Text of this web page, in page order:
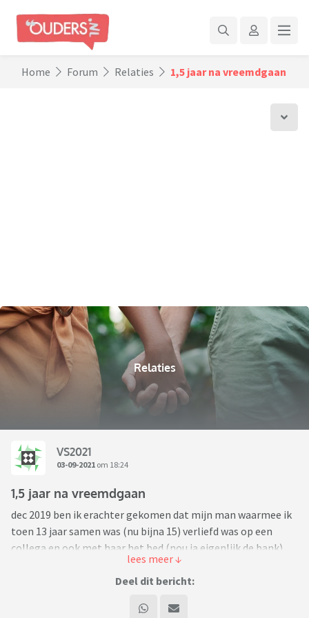
Home Forum Relaties 1,5 jaar na vreemdgaan
Relaties
VS2021
03-09-2021 om 18:24
1,5 jaar na vreemdgaan
dec 2019 ben ik erachter gekomen dat mijn man waarmee ik
toen 13 jaar samen was (nu bijna 15) verliefd was op een
collega en ook met haar het bed (nou ja eigenlijk de bank)
heeft gedeeld. Mijn wereld stortte in. Onze oudste was net 3
en onze jongste 4 maanden. Ik begreep niet hoe hij dit heeft
Deel dit bericht: